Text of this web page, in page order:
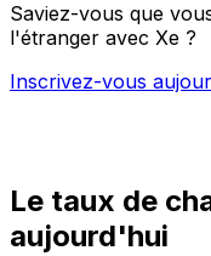
Saviez-vous que
l'étranger avec Xe ?
Inscrivez-vous
Le taux de
aujourd'hui